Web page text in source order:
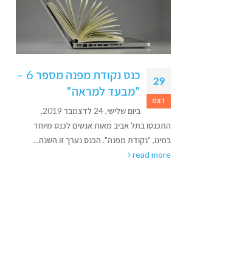
26
ספט
על ספרים, אהבה ורגשות –
מהם האלמנטים שיהפכו את
הספר שלכם לאהוב
במיוחד?
על ספרים, אהבה ורגשות – מהם האלמנטים
שיהפכו את הספר שלכם לאהוב במיוחד? אוהבי